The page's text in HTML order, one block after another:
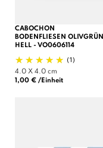
CABOCHON
BODENFLIESEN OLIVGRÜN
HELL - VO0606114
(1)
4.0 X 4.0 cm
1,00 € /Einheit